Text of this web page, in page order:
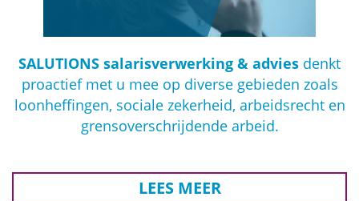
SALUTIONS salarisverwerking & advies denkt
proactief met u mee op diverse gebieden zoals
loonheffingen, sociale zekerheid, arbeidsrecht en
grensoverschrijdende arbeid.
LEES MEER